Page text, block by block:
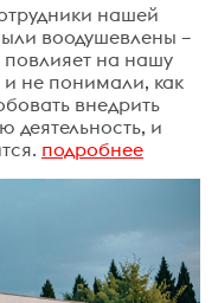
нашей
воодушевлены –
повлияет на нашу
и не понимали, как
внедрить
деятельность, и
подробнее